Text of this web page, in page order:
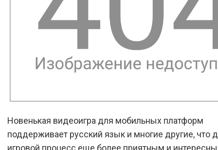
Новенькая видеоигра для мобильных платформ
поддерживает русский язык и многие другие, что